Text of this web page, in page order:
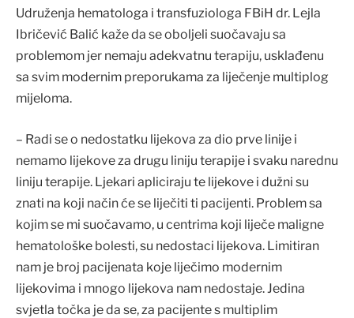
Udruženja hematologa i transfuziologa FBiH dr. Lejla
Ibričević Balić kaže da se oboljeli suočavaju sa
problemom jer nemaju adekvatnu terapiju, usklađenu
sa svim modernim preporukama za liječenje multiplog
mijeloma.
– Radi se o nedostatku lijekova za dio prve linije i
nemamo lijekove za drugu liniju terapije i svaku narednu
liniju terapije. Ljekari apliciraju te lijekove i dužni su
znati na koji način će se liječiti ti pacijenti. Problem sa
kojim se mi suočavamo, u centrima koji liječe maligne
hematološke bolesti, su nedostaci lijekova. Limitiran
nam je broj pacijenata koje liječimo modernim
lijekovima i mnogo lijekova nam nedostaje. Jedina
svjetla točka je da se, za pacijente s multiplim